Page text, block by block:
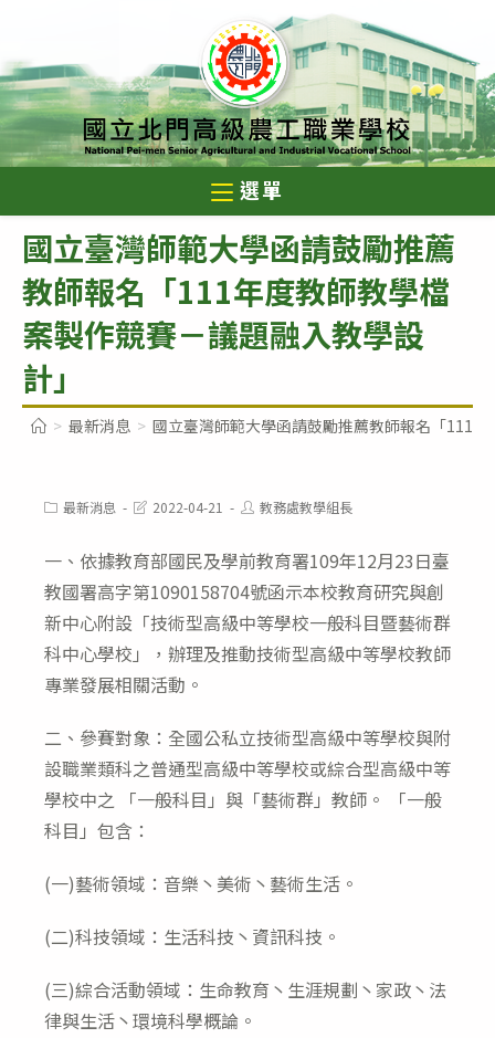
至
主
要
內
選單
國立臺灣師範大學函請鼓勵推薦
教師報名「111年度教師教學檔
案製作競賽－議題融入教學設
計」
> 最新消息 > 國立臺灣師範大學函請鼓勵推薦教師報名「111
Post最新消息
Post2022-04-21
Post教務處教學組長
一、依據教育部國民及學前教育署109年12月23日臺
教國署高字第1090158704號函示本校教育研究與創
新中心附設「技術型高級中等學校一般科目暨藝術群
科中心學校」，辦理及推動技術型高級中等學校教師
專業發展相關活動。
二、參賽對象：全國公私立技術型高級中等學校與附
設職業類科之普通型高級中等學校或綜合型高級中等
學校中之 「一般科目」與「藝術群」教師。 「一般
科目」包含：
(一)藝術領域：音樂丶美術丶藝術生活。
(二)科技領域：生活科技丶資訊科技。
(三)綜合活動領域：生命教育丶生涯規劃丶家政丶法
律與生活丶環境科學概論。